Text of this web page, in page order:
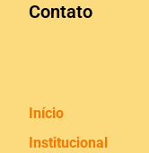
Contato
Início
Institucional